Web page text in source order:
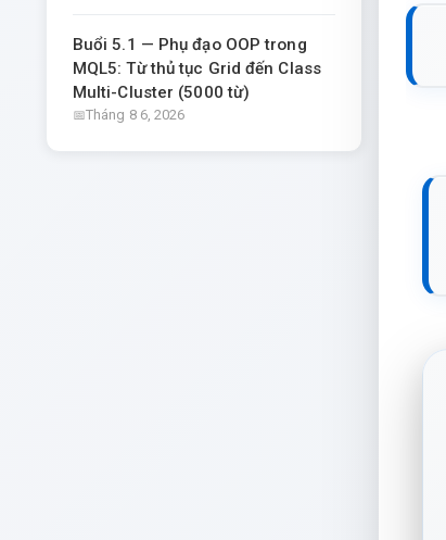
Buổi 5.1 — Phụ đạo OOP trong
MQL5: Từ thủ tục Grid đến Class
Multi-Cluster (5000 từ)
Tháng 8 6, 2026